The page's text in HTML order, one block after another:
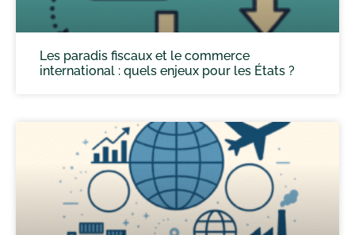
Les paradis fiscaux et le commerce
international : quels enjeux pour les États ?